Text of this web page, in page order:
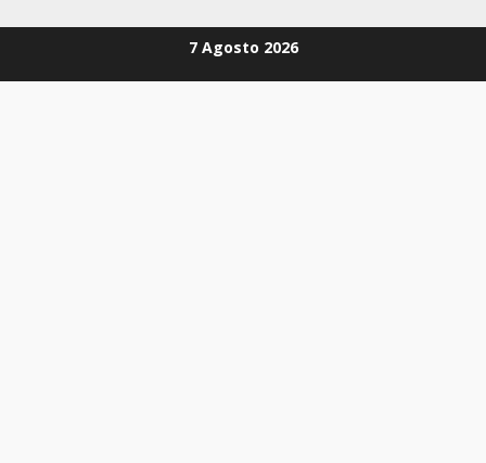
7 Agosto 2026